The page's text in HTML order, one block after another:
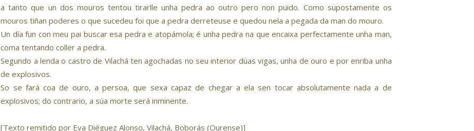
a tanto que un dos mouros tentou tirarlle unha pedra ao outro pero non puido. Como supostamente os
mouros tiñan poderes o que sucedeu foi que a pedra derreteuse e quedou nela a pegada da man do mouro.
Un día fun con meu pai buscar esa pedra e atopámola; é unha pedra na que encaixa perfectamente unha man,
coma tentando coller a pedra.
Segundo a lenda o castro de Vilachá ten agochadas no seu interior dúas vigas, unha de ouro e por enriba unha
de explosivos.
So se fará coa de ouro, a persoa, que sexa capaz de chegar a ela sen tocar absolutamente nada a de
explosivos; do contrario, a súa morte será inminente.
[Texto remitido por Eva Diéguez Alonso, Vilachá, Boborás (Ourense)]